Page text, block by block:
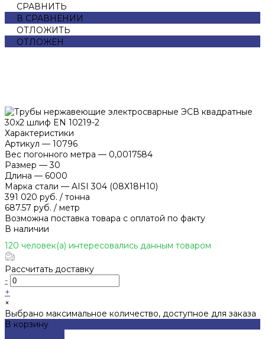
СРАВНИТЬ
В СРАВНЕНИИ
ОТЛОЖИТЬ
ОТЛОЖЕН
Характеристики
Артикул — 10796
Вес погонного метра — 0,0017584
Размер — 30
Длина — 6000
Марка стали — AISI 304 (08Х18Н10)
391 020 руб. / тонна
687.57 руб. / метр
Возможна поставка товара с оплатой по факту
В наличии
120 человек(а) интересовались данным товаром
Рассчитать доставку
-
+
×
Выбрано максимальное количество, доступное для заказа
В корзину